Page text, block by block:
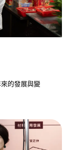
的發展與變